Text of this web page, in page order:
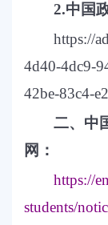
2.中国
https://
4d40-4dc9-
42be-83c4-
二、中
网：
https://
students/